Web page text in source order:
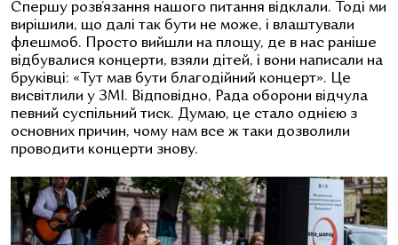
Спершу розв’язання нашого питання відклали. Тоді ми
вирішили, що далі так бути не може, і влаштували
флешмоб. Просто вийшли на площу, де в нас раніше
відбувалися концерти, взяли дітей, і вони написали на
бруківці: «Тут мав бути благодійний концерт». Це
висвітлили у ЗМІ. Відповідно, Рада оборони відчула
певний суспільний тиск. Думаю, це стало однією з
основних причин, чому нам все ж таки дозволили
проводити концерти знову.